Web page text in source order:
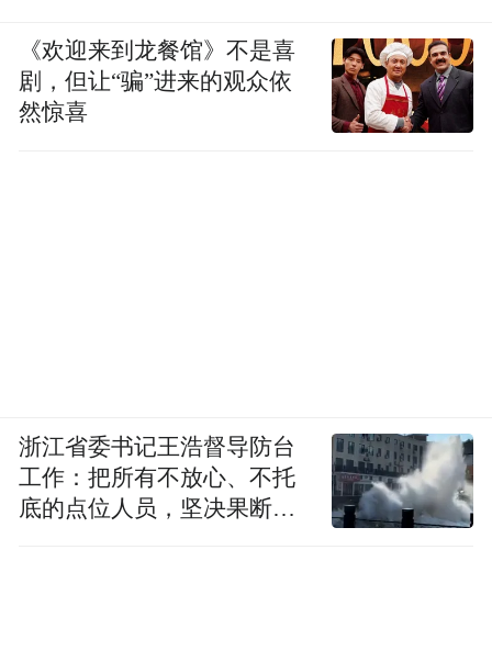
《欢迎来到龙餐馆》不是喜
剧，但让“骗”进来的观众依
然惊喜
浙江省委书记王浩督导防台
工作：把所有不放心、不托
底的点位人员，坚决果断转